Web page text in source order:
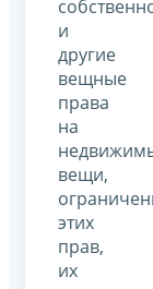
и
другие
вещные
права
на
вещи,
этих
прав,
их